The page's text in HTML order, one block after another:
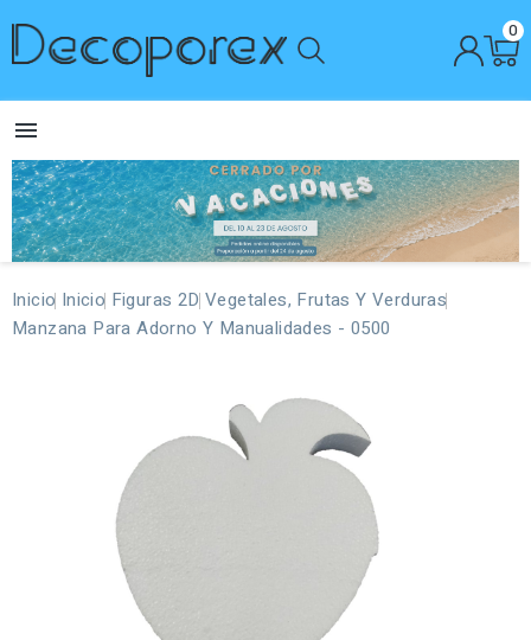
0

Inicio Inicio Figuras 2D Vegetales, Frutas Y Verduras
Manzana Para Adorno Y Manualidades - 0500